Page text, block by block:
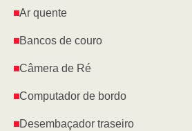
Ar quente
Bancos de couro
Câmera de Ré
Computador de bordo
Desembaçador traseiro